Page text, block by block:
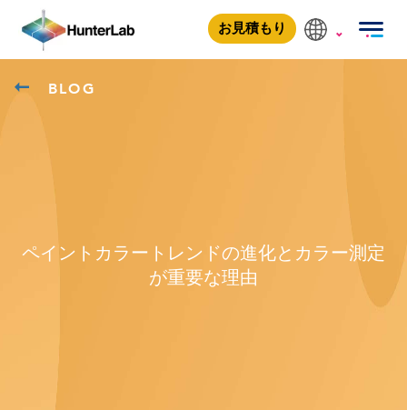
お見積もり
BLOG
ペイントカラートレンドの進化とカラー測定
が重要な理由